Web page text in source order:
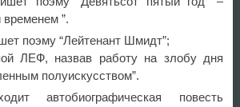
”.
поэму “Лейтенант Шмидт”;
ЛЕФ, назвав работу на злобу дня
полуискусством”.
автобиографическая повесть